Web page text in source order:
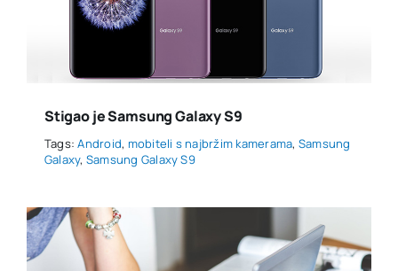
Stigao je Samsung Galaxy S9
Tags:Android, mobiteli s najbržim kamerama, Samsung
Galaxy, Samsung Galaxy S9